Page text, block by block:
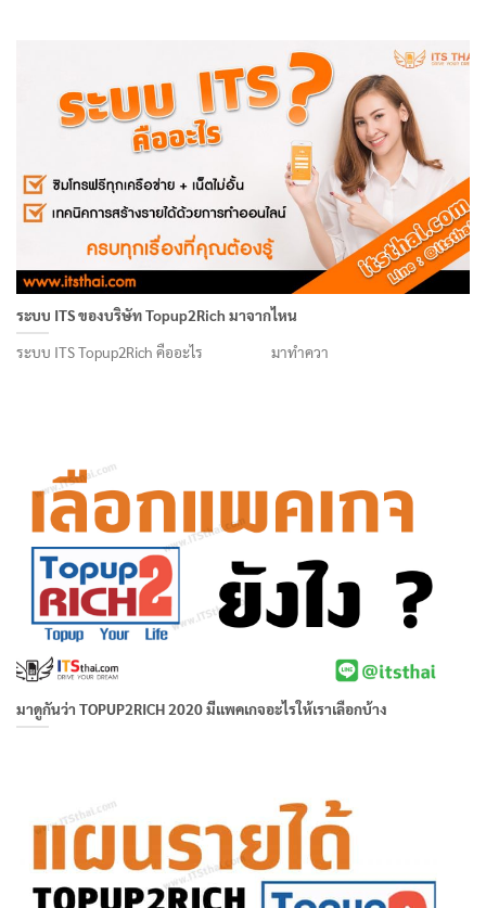
ระบบ ITS ของบริษัท Topup2Rich มาจากไหน
ระบบ ITS Topup2Rich คืออะไร มาทำควา
มาดูกันว่า TOPUP2RICH 2020 มีแพคเกจอะไรให้เราเลือกบ้าง